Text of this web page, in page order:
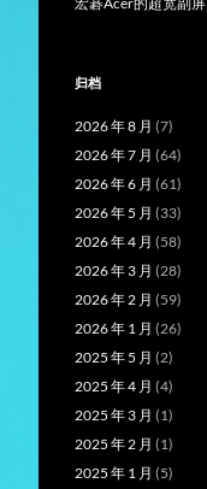
归档
2026 年 8 月 (7)
2026 年 7 月 (64)
2026 年 6 月 (61)
2026 年 5 月 (33)
2026 年 4 月 (58)
2026 年 3 月 (28)
2026 年 2 月 (59)
2026 年 1 月 (26)
2025 年 5 月 (2)
2025 年 4 月 (4)
2025 年 3 月 (1)
2025 年 2 月 (1)
2025 年 1 月 (5)